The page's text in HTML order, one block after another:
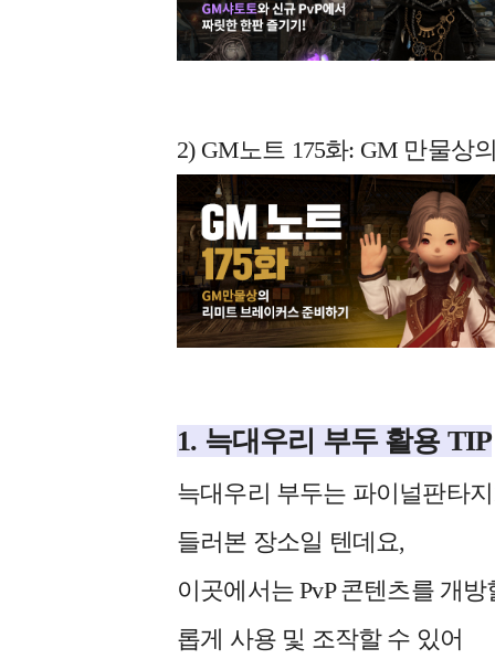
2) GM노트 175화: GM 만물상
1. 늑대우리 부두 활용 TIP
늑대우리 부두는 파이널판타
들러본 장소일 텐데요,
이곳에서는 PvP 콘텐츠를 개
롭게 사용 및 조작할 수 있어